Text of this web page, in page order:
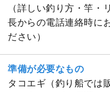
（詳しい釣り方・竿・
長からの電話連絡時に
ださい）
準備が必要なもの
タコエギ（釣り船では